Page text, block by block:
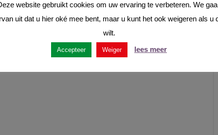
website gebruikt cookies om uw ervaring te verbeteren. We
uit dat u hier oké mee bent, maar u kunt het ook weigeren als u
wilt.
Accepteer Weiger lees meer